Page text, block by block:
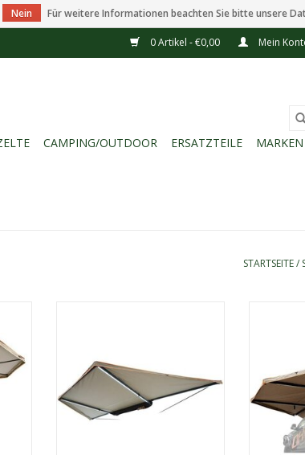
0 Artikel - €0,00 Mein
CAMPING/OUTDOOR ERSATZTEILE MARKEN
STARTSEITE/
schneller Schatten und Licht in
einem.
ZUM WARENKORB HINZUFÜGEN
ZUM
Nein Für weitere Informationen beachten Sie bitte unsere